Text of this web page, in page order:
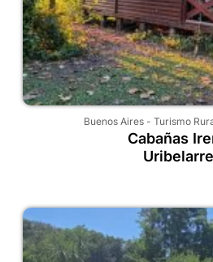
Buenos Aires - Turismo
Cabañas